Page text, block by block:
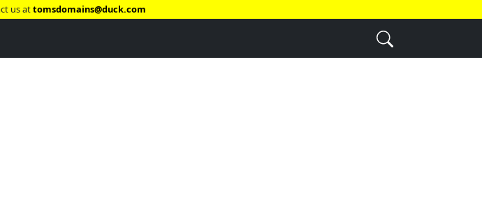
us attomsdomains@duck.com